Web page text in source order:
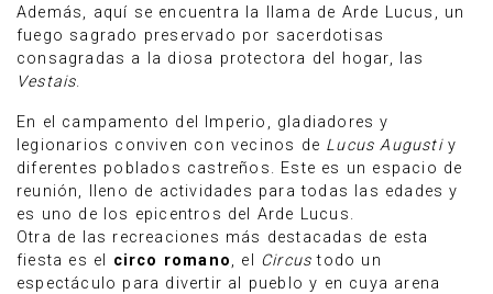
Además, aquí se encuentra la llama de Arde Lucus, un
fuego sagrado preservado por sacerdotisas
consagradas a la diosa protectora del hogar, las
Vestais.
En el campamento del Imperio, gladiadores y
legionarios conviven con vecinos de Lucus Augustiy
diferentes poblados castreños. Este es un espacio de
reunión, lleno de actividades para todas las edades y
es uno de los epicentros del Arde Lucus.
Otra de las recreaciones más destacadas de esta
fiesta es el circo romano, el Circus todo un
espectáculo para divertir al pueblo y en cuya arena